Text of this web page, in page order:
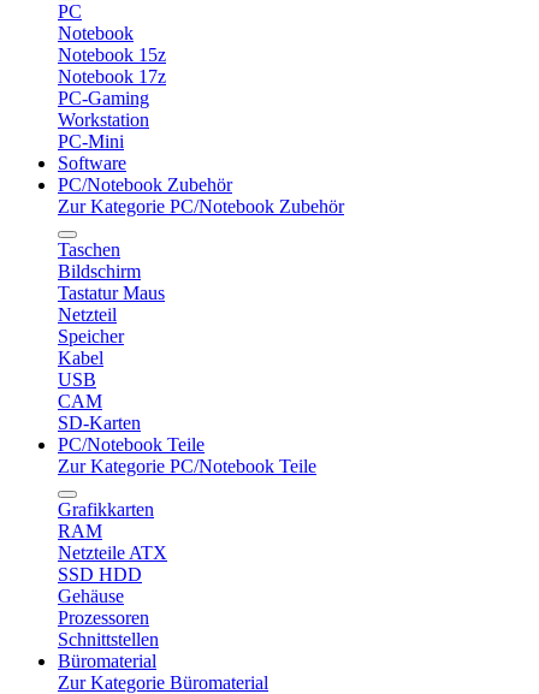
PC
Notebook
Notebook 15z
Notebook 17z
PC-Gaming
Workstation
PC-Mini
Software
PC/Notebook Zubehör
Zur Kategorie PC/Notebook Zubehör
Taschen
Bildschirm
Tastatur Maus
Netzteil
Speicher
Kabel
USB
CAM
SD-Karten
PC/Notebook Teile
Zur Kategorie PC/Notebook Teile
Grafikkarten
RAM
Netzteile ATX
SSD HDD
Gehäuse
Prozessoren
Schnittstellen
Büromaterial
Zur Kategorie Büromaterial